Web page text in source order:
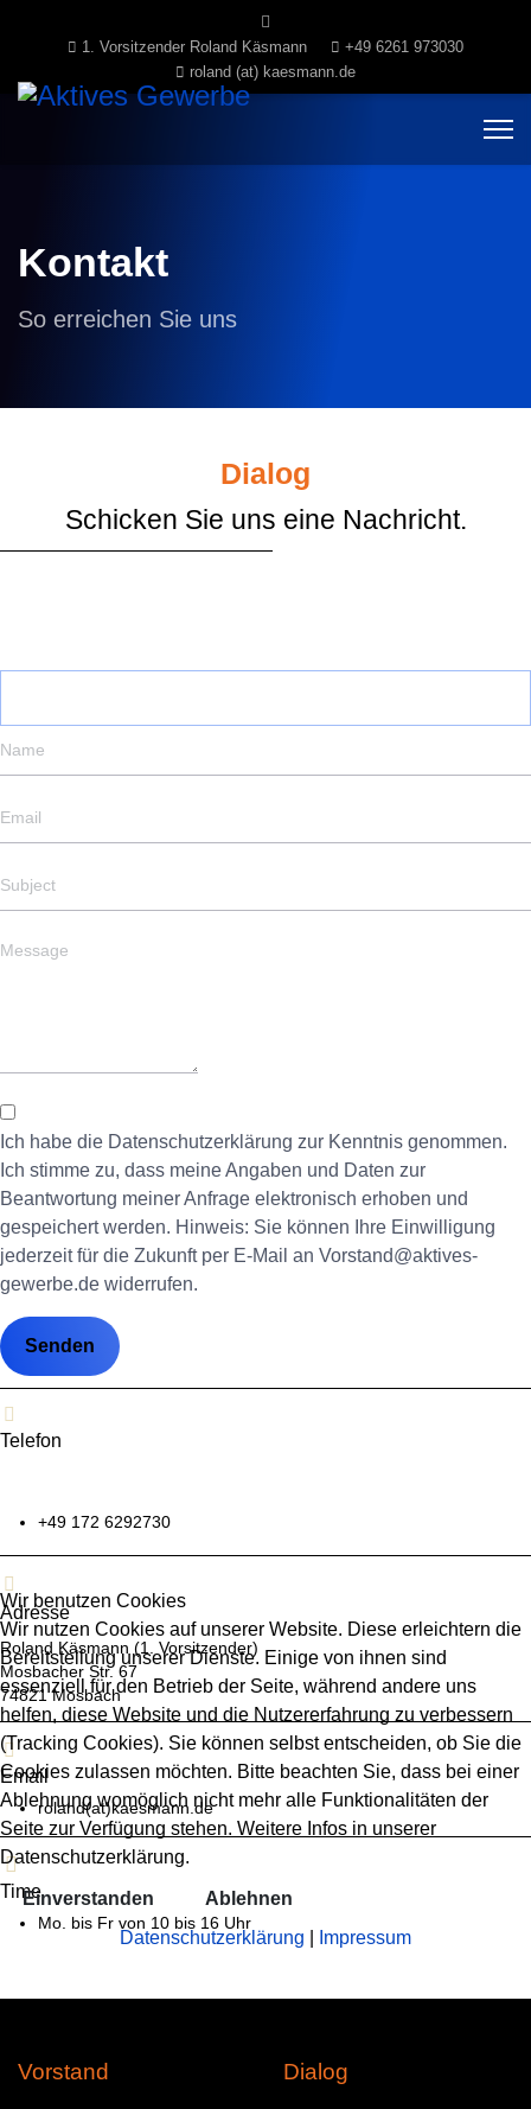
1. Vorsitzender Roland Käsmann
+49 6261 973030
roland (at) kaesmann.de
Kontakt
So erreichen Sie uns
Dialog
Schicken Sie uns eine Nachricht.
Ich habe die Datenschutzerklärung zur Kenntnis genommen.
Ich stimme zu, dass meine Angaben und Daten zur
Beantwortung meiner Anfrage elektronisch erhoben und
gespeichert werden. Hinweis: Sie können Ihre Einwilligung
jederzeit für die Zukunft per E-Mail an Vorstand@aktives-
gewerbe.de widerrufen.
Senden
Telefon
+49 172 6292730
Adresse
Roland Käsmann (1. Vorsitzender)
Mosbacher Str. 67
74821 Mosbach
Email
roland(at)kaesmann.de
Time
Mo. bis Fr von 10 bis 16 Uhr
Vorstand Dialog
Wir benutzen Cookies
Wir nutzen Cookies auf unserer Website. Diese erleichtern die
Bereitstellung unserer Dienste. Einige von ihnen sind
essenziell für den Betrieb der Seite, während andere uns
helfen, diese Website und die Nutzererfahrung zu verbessern
(Tracking Cookies). Sie können selbst entscheiden, ob Sie die
Cookies zulassen möchten. Bitte beachten Sie, dass bei einer
Ablehnung womöglich nicht mehr alle Funktionalitäten der
Seite zur Verfügung stehen. Weitere Infos in unserer
Datenschutzerklärung.
Einverstanden
Ablehnen
Datenschutzerklärung
Impressum